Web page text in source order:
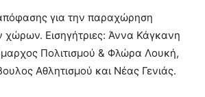
για την παραχώρηση
χώρων. Εισηγήτριες: Άννα Κάγκανη
Πολιτισμού & Φλώρα Λουκή,
Αθλητισμού και Νέας Γενιάς.